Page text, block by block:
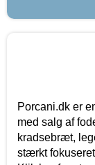
Porcani.dk er
med salg af
kradsebræt,
stærkt